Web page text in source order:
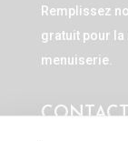
Remplissez
gratuit pour
menuiserie.